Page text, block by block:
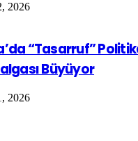
2026
“Tasarruf”
Büyüyor
2026